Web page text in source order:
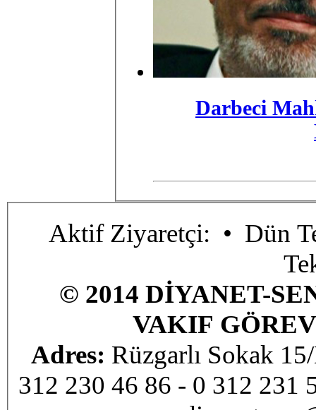
Darbeci
Aktif Ziyaretçi: • Dün
© 2014 DİYANET-
VAKIF
Adres: Rüzgarlı Sokak
312 230 46 86 - 0 312 231